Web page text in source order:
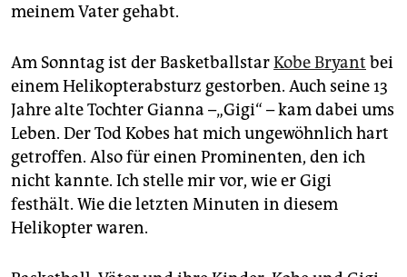
meinem Vater gehabt.
Am Sonntag ist der BasketballstarKobe Bryant bei
einem Helikopterabsturz gestorben. Auch seine 13
Jahre alte Tochter Gianna –„Gigi“ – kam dabei ums
Leben. Der Tod Kobes hat mich ungewöhnlich hart
getroffen. Also für einen Prominenten, den ich
nicht kannte. Ich stelle mir vor, wie er Gigi
festhält. Wie die letzten Minuten in diesem
Helikopter waren.